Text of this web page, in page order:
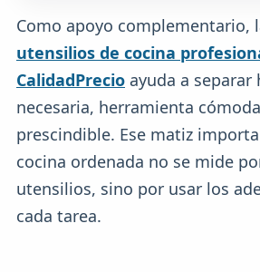
Como apoyo complementario,
utensilios de cocina
CalidadPrecio ayuda a
necesaria, herramienta
prescindible. Ese matiz
cocina ordenada no se mide
utensilios, sino por usar los
cada tarea.